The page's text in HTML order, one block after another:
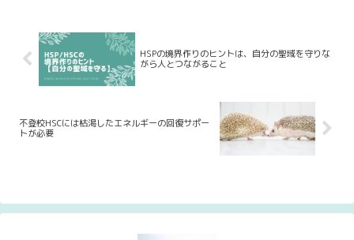
HSPの境界作りのヒントは、自分の聖域を守りな
がら人とつながること
不登校HSCには枯渇したエネルギーの回復サポー
トが必要